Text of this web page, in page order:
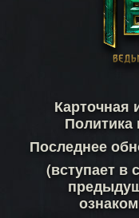
Карточная
Последнее
(вступает в